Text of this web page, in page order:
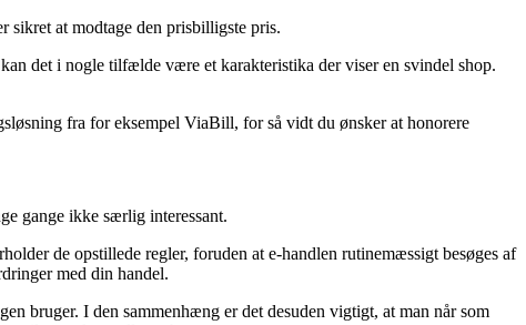
sikret at modtage den prisbilligste pris.
det i nogle tilfælde være et karakteristika der viser en svindel shop.
fra for eksempel ViaBill, for så vidt du ønsker at honorere
gange ikke særlig interessant.
de opstillede regler, foruden at e-handlen rutinemæssigt besøges af
med din handel.
bruger. I den sammenhæng er det desuden vigtigt, at man når som